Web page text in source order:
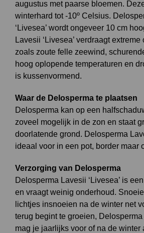
augustus met paarse bloemen.
winterhard tot -10º Celsius.
‘Livesea’ wordt ongeveer 10 cm
Lavesii ‘Livesea’ verdraagt
zoals zoute felle zeewind,
hoog oplopende temperaturen en
is kussenvormend.
Waar de Delosperma te plaatsen
Delosperma kan op een
zoveel mogelijk in de zon en staat
doorlatende grond. Delosperma
ideaal voor in een pot, border maar
Verzorging van Delosperma
Delosperma Lavesii ‘Livesea’ is
en vraagt weinig onderhoud.
lichtjes insnoeien na de winter net
terug begint te groeien,
mag je jaarlijks voor of na de winter